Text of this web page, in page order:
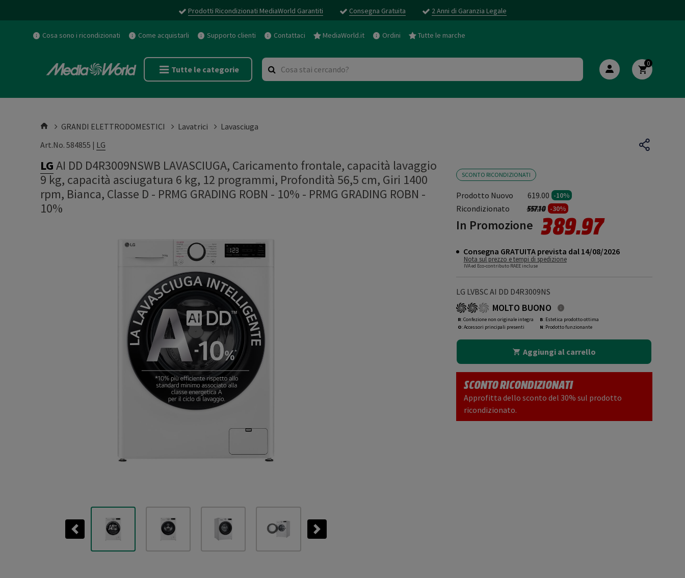
Prodotti Ricondizionati MediaWorld Garantiti Consegna Gratuita 2 Anni di Garanzia Legale
Cosa sono i ricondizionati Come acquistarli Supporto clienti Contattaci MediaWorld.it Ordini Tutte le marche
Tutte le categorie
0
GRANDI ELETTRODOMESTICI Lavatrici
Lavasciuga
Art.No. 584855 | LG
LGAI DD D4R3009NSWB LAVASCIUGA, Caricamento frontale, capacità lavaggio
9 kg, capacità asciugatura 6 kg, 12 programmi, Profondità 56,5 cm, Giri 1400
rpm, Bianca, Classe D - PRMG GRADING ROBN - 10% - PRMG GRADING ROBN -
10%
Previous Next
SCONTO RICONDIZIONATI
Prodotto Nuovo 619.00 -10%
Ricondizionato Prezzo ridotto da
557.10a-30%
In Promozione 389.97
Consegna GRATUITA prevista dal 14/08/2026
Nota sul prezzo e tempi di spedizione
IVA ed Eco-contributo RAEE incluse
LG LVBSC AI DD D4R3009NS
MOLTO BUONO
R: Confezione non originale integra
O: Accessori principali presenti
B: Estetica prodotto ottima
N: Prodotto funzionante
Aggiungi al carrello
SCONTO RICONDIZIONATI
Approfitta dello sconto del 30% sul prodotto
ricondizionato.